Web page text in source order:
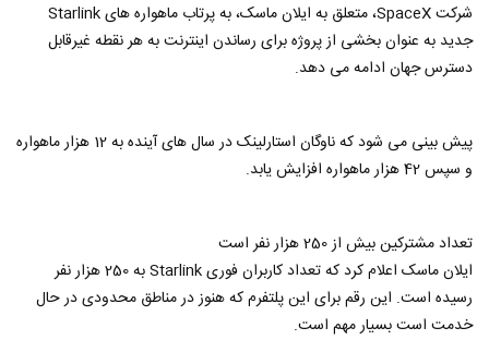
شرکت SpaceX، متعلق به ایلان ماسک، به پرتاب ماهواره های Starlink
جدید به عنوان بخشی از پروژه برای رساندن اینترنت به هر نقطه غیرقابل
دسترس جهان ادامه می دهد.
پیش بینی می شود که ناوگان استارلینک در سال های آینده به 12 هزار ماهواره
و سپس 42 هزار ماهواره افزایش یابد.
تعداد مشترکین بیش از 250 هزار نفر است
ایلان ماسک اعلام کرد که تعداد کاربران فوری Starlink به 250 هزار نفر
رسیده است. این رقم برای این پلتفرم که هنوز در مناطق محدودی در حال
خدمت است بسیار مهم است.